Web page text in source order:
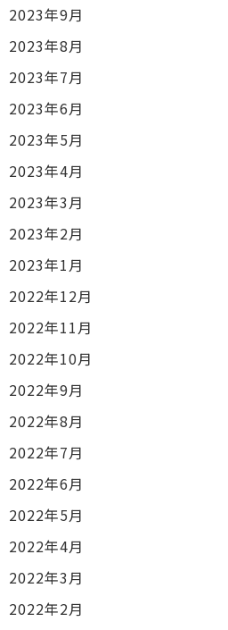
2023年9月
2023年8月
2023年7月
2023年6月
2023年5月
2023年4月
2023年3月
2023年2月
2023年1月
2022年12月
2022年11月
2022年10月
2022年9月
2022年8月
2022年7月
2022年6月
2022年5月
2022年4月
2022年3月
2022年2月